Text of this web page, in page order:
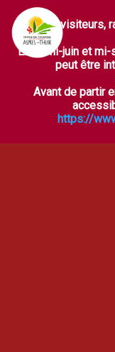
Ouvrir la
Chers visiteurs,
Entre mi-juin et
peut être
Avant de partir
https://